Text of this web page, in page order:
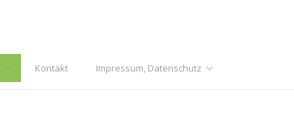
Kontakt Impressum, Datenschutz